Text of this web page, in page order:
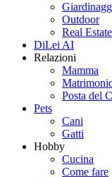
Outdoor
Real Estate
DiLei AI
Relazioni
Mamma
Posta del
Pets
Cani
Gatti
Hobby
Cucina
Come fare